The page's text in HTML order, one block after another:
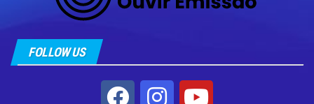
FOLLOW US